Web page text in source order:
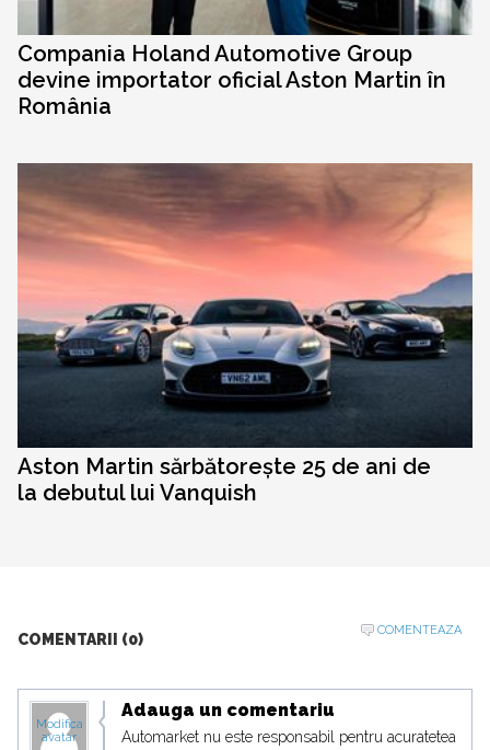
Compania Holand Automotive Group
devine importator oficial Aston Martin în
România
Aston Martin sărbătorește 25 de ani de
la debutul lui Vanquish
COMENTARII (0)
COMENTEAZA
Modifica
avatar
Adauga un comentariu
Automarket nu este responsabil pentru acuratetea